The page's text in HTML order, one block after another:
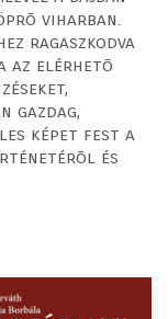
viharban.
ragaszkodva
az elérhetõ
gazdag,
képet fest a
és